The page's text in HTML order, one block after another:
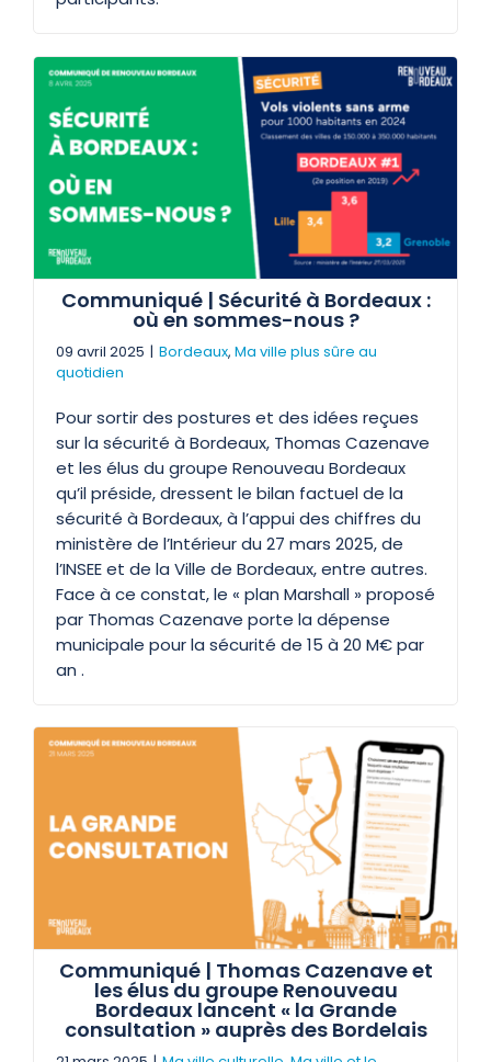
Communiqué | Sécurité à Bordeaux :
où en sommes-nous ?
09 avril 2025 | Bordeaux, Ma ville plus sûre au
quotidien
Pour sortir des postures et des idées reçues
sur la sécurité à Bordeaux, Thomas Cazenave
et les élus du groupe Renouveau Bordeaux
qu’il préside, dressent le bilan factuel de la
sécurité à Bordeaux, à l’appui des chiffres du
ministère de l’Intérieur du 27 mars 2025, de
l’INSEE et de la Ville de Bordeaux, entre autres.
Face à ce constat, le « plan Marshall » proposé
par Thomas Cazenave porte la dépense
municipale pour la sécurité de 15 à 20 M€ par
an .
Communiqué | Thomas Cazenave et
les élus du groupe Renouveau
Bordeaux lancent « la Grande
consultation » auprès des Bordelais